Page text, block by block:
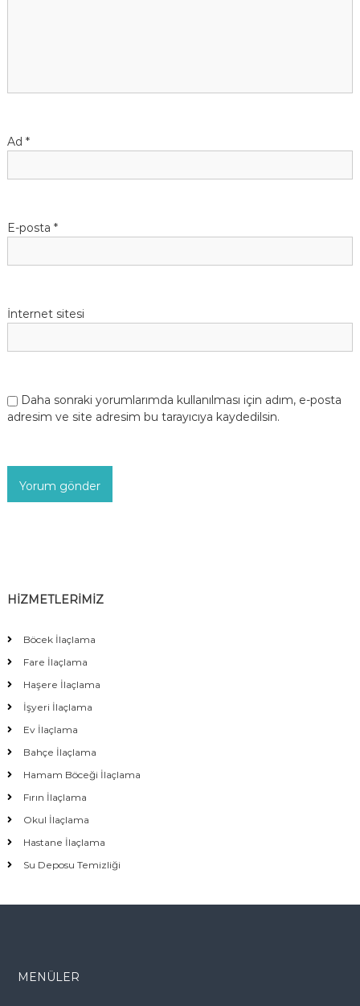
Ad *
E-posta *
İnternet sitesi
Daha sonraki yorumlarımda kullanılması için adım, e-posta
adresim ve site adresim bu tarayıcıya kaydedilsin.
HİZMETLERİMİZ
Böcek İlaçlama
Fare İlaçlama
Haşere İlaçlama
İşyeri İlaçlama
Ev İlaçlama
Bahçe İlaçlama
Hamam Böceği İlaçlama
Fırın İlaçlama
Okul İlaçlama
Hastane İlaçlama
Su Deposu Temizliği
MENÜLER